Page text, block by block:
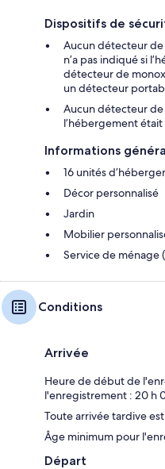
Dispositifs de
Aucun détecteur de
n’a pas indiqué si
détecteur de
un détecteur
Aucun détecteur de
l’hébergement
Informations
16 unités
Décor personnalisé
Jardin
Mobilier
Service de ménage
Conditions
Arrivée
Heure de début de
l'enregistrement : 20 h
Toute arrivée tardive
Âge minimum pour
Départ